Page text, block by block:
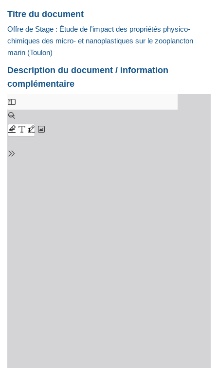
Titre du document
Offre de Stage : Étude de l’impact des propriétés physico-
chimiques des micro- et nanoplastiques sur le zooplancton
marin (Toulon)
Description du document / information
complémentaire